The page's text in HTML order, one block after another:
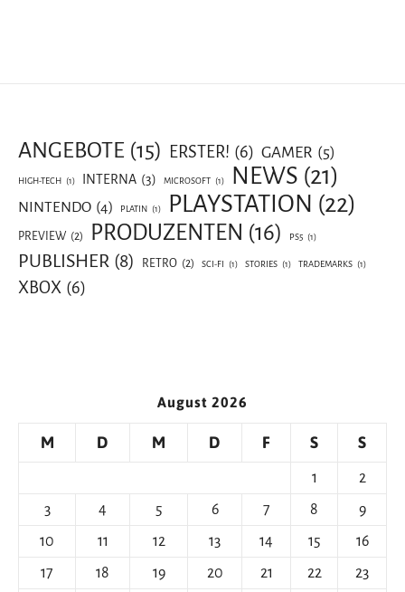
ANGEBOTE (15) ERSTER! (6) GAMER (5)
HIGH-TECH (1) INTERNA (3) MICROSOFT (1) NEWS (21)
NINTENDO (4) PLATIN (1) PLAYSTATION (22)
PREVIEW (2) PRODUZENTEN (16) PS5 (1)
PUBLISHER (8) RETRO (2) SCI-FI (1) STORIES (1) TRADEMARKS (1)
XBOX (6)
August 2026
M D M D F S S
1
2
3
4 5 6 7 8
9
10
11 12 13 14 15
16
17
18 19 20 21 22
23